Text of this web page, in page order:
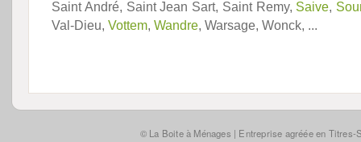
Saint André, Saint Jean Sart, Saint Remy, Saive,
Val-Dieu, Vottem, Wandre, Warsage, Wonck, ...
© La Boite à Ménages | Entreprise agréée en